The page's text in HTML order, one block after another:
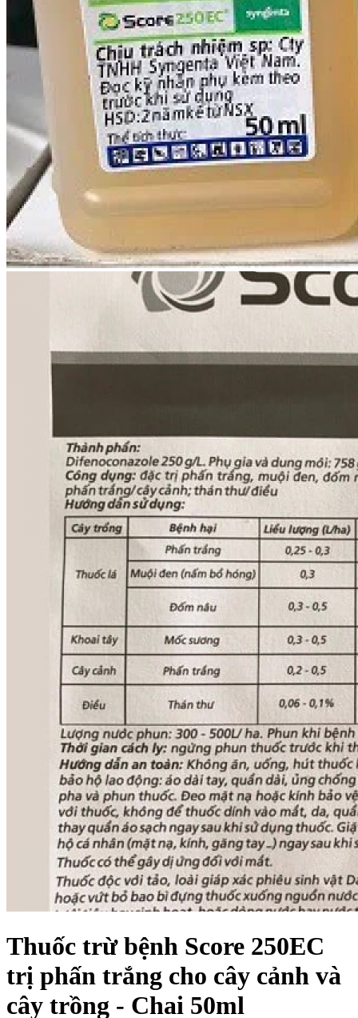
Thuốc trừ bệnh Score 250EC
trị phấn trắng cho cây cảnh và
cây trồng - Chai 50ml